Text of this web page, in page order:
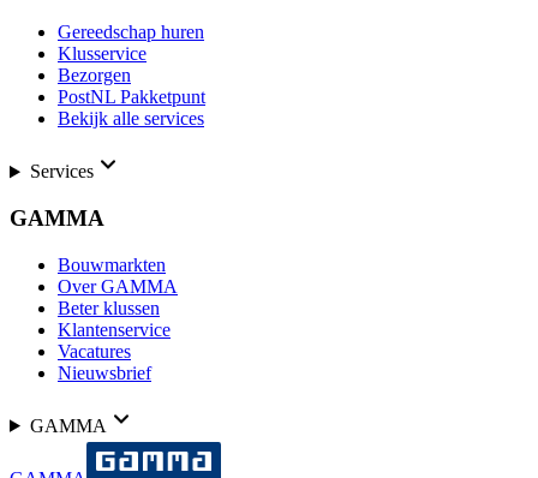
Gereedschap huren
Klusservice
Bezorgen
PostNL Pakketpunt
Bekijk alle services
Services
GAMMA
Bouwmarkten
Over GAMMA
Beter klussen
Klantenservice
Vacatures
Nieuwsbrief
GAMMA